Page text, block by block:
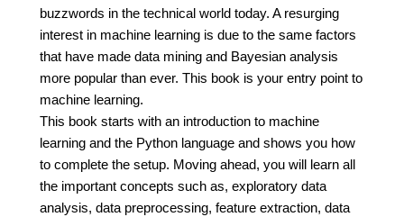
buzzwords in the technical world today. A resurging
interest in machine learning is due to the same factors
that have made data mining and Bayesian analysis
more popular than ever. This book is your entry point to
machine learning.
This book starts with an introduction to machine
learning and the Python language and shows you how
to complete the setup. Moving ahead, you will learn all
the important concepts such as, exploratory data
analysis, data preprocessing, feature extraction, data